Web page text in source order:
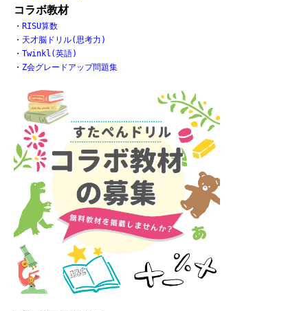
コラボ教材
・ RISU算数
・ 天才脳ドリル(思考力)
・ Twinkl(英語)
・ Z会グレードアップ問題集